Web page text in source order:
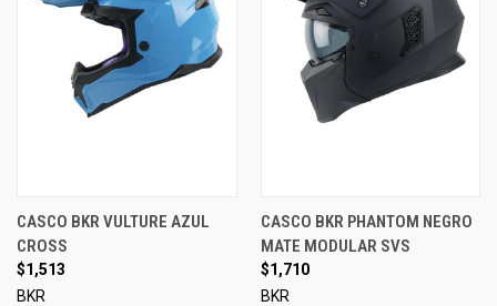
CASCO BKR VULTURE AZUL
CROSS
$1,513
BKR
CASCO BKR PHANTOM NEGRO
MATE MODULAR SVS
$1,710
BKR